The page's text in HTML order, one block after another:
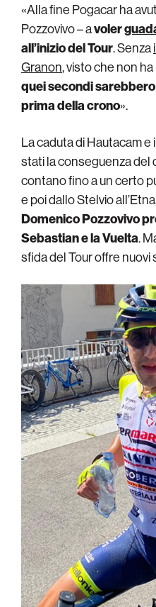
«Alla fine Pogacar ha
Pozzovivo – avoler
all’inizio del Tour. Senza
Granon, visto che non
quei secondi
prima della crono».
La caduta di Hautacam
stati la conseguenza del
contano fino a un certo
e poi dallo Stelvio
Domenico Pozzovivo
Sebastian e la Vuelta.
sfida del Tour offre nuovi